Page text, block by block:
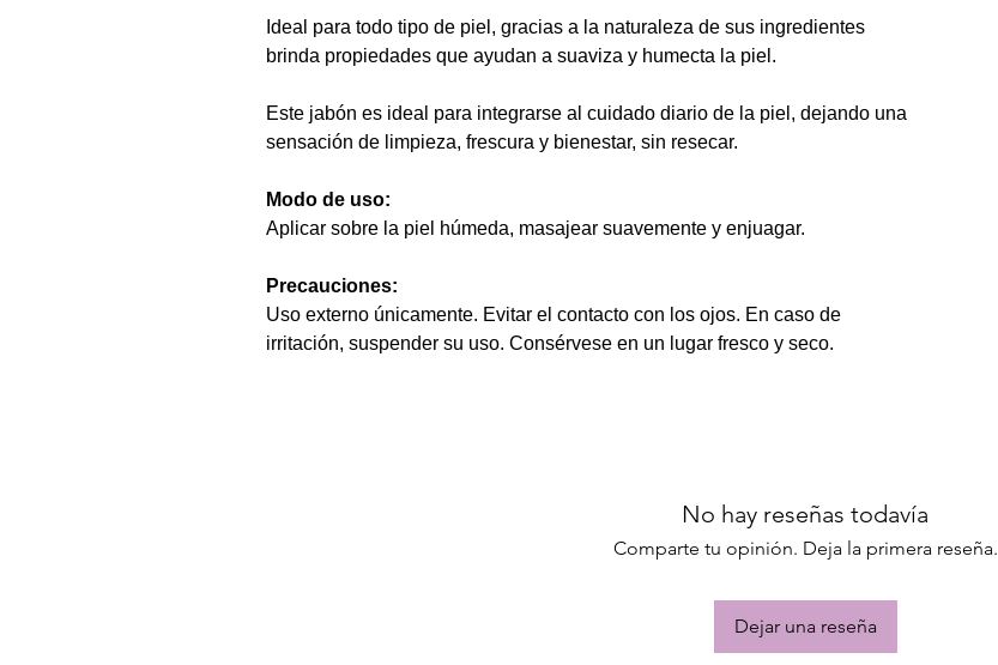
Ideal para todo tipo de piel, gracias a la naturaleza de sus ingredientes
brinda propiedades que ayudan a suaviza y humecta la piel.
Este jabón es ideal para integrarse al cuidado diario de la piel, dejando una
sensación de limpieza, frescura y bienestar, sin resecar.
Modo de uso:
Aplicar sobre la piel húmeda, masajear suavemente y enjuagar.
Precauciones:
Uso externo únicamente. Evitar el contacto con los ojos. En caso de
irritación, suspender su uso. Consérvese en un lugar fresco y seco.
No hay reseñas todavía
Comparte tu opinión. Deja la primera reseña.
Dejar una reseña